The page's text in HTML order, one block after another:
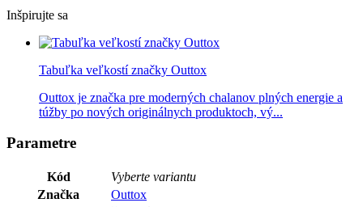
Inšpirujte sa
Tabuľka veľkostí značky Outtox
Outtox je značka pre moderných chalanov plných energie a
túžby po nových originálnych produktoch, vý...
Parametre
Kód
Vyberte variantu
Značka
Outtox